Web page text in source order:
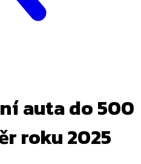
auta do 500
roku 2025